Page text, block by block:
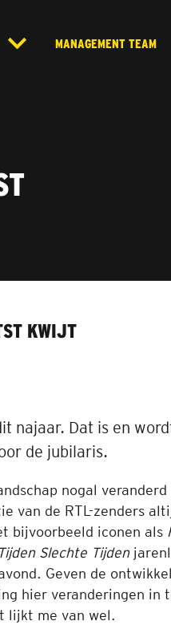
MANAGEMENT TEAM
KWIJT
najaar. Dat is en
de jubilaris.
nogal veranderd
van de RTL-zenders
bijvoorbeeld iconen als
Slechte Tijden
Geven de
hier veranderingen in
lijkt me van wel.